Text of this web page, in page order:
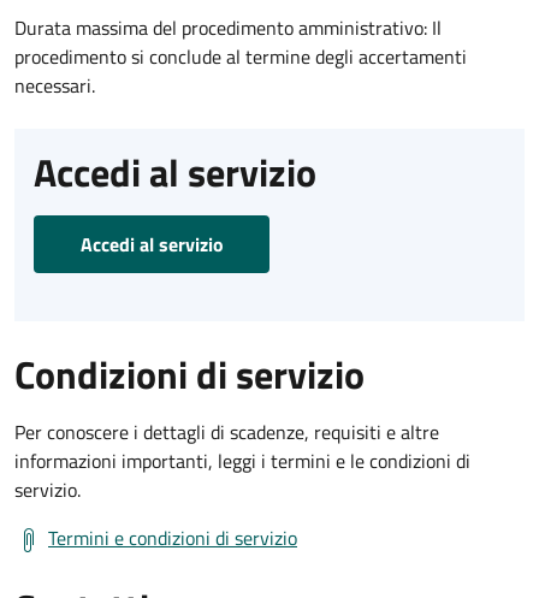
Durata massima del procedimento amministrativo: Il
procedimento si conclude al termine degli accertamenti
necessari.
Accedi al servizio
Accedi al servizio
Condizioni di servizio
Per conoscere i dettagli di scadenze, requisiti e altre
informazioni importanti, leggi i termini e le condizioni di
servizio.
Termini e condizioni di servizio